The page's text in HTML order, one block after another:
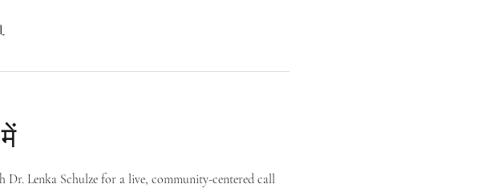
Lenka Schulze for a live, community-centered call